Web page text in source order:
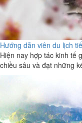
Hướng dẫn viên du lịch
Hiện nay hợp tác kinh tế
chiều sâu và đạt những